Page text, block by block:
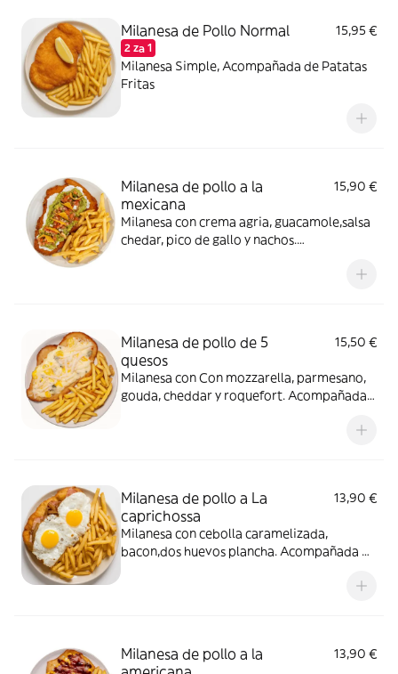
Milanesa de Pollo Normal
2 za 1
15,95 €
Milanesa Simple, Acompañada de Patatas
Fritas
Milanesa de pollo a la
mexicana
15,90 €
Milanesa con crema agria, guacamole,salsa
chedar, pico de gallo y nachos.
Milanesa de pollo de 5
quesos
15,50 €
Milanesa con Con mozzarella, parmesano,
gouda, cheddar y roquefort. Acompañada
Milanesa de pollo a La
caprichossa
13,90 €
Milanesa con cebolla caramelizada,
bacon,dos huevos plancha. Acompañada de
Milanesa de pollo a la
13,90 €